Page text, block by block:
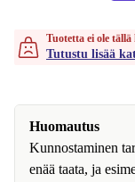
Tuotetta ei ole tällä
Tutustu lisää
Huomautus
Kunnostaminen
enää taata, ja